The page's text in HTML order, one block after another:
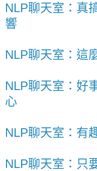
NLP聊天室：真
響
NLP聊天室：這
NLP聊天室：好
心
NLP聊天室：有
NLP聊天室：只